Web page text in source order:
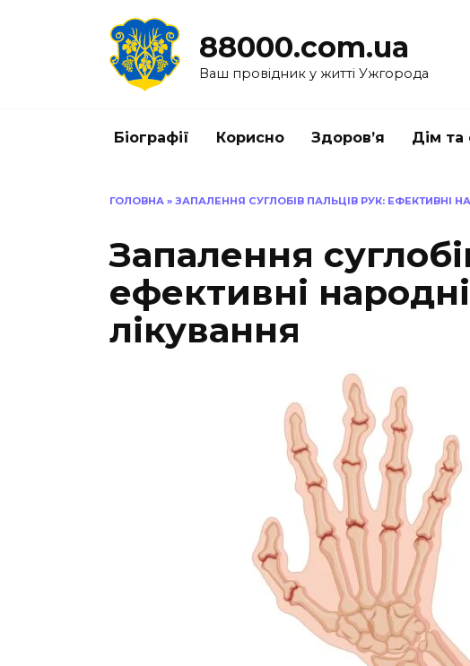
88000.com.ua
Ваш провідник у житті Ужгорода
Біографії Корисно Здоров’я Дім та
ГОЛОВНА » ЗАПАЛЕННЯ СУГЛОБІВ ПАЛЬЦІВ РУК: ЕФЕКТИВНІ
Запалення
ефективні
лікування